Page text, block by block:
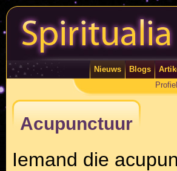
Nieuws Blogs
Profiel
Acupunctuur
Iemand die